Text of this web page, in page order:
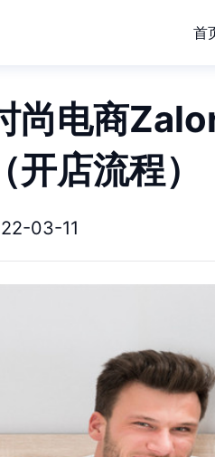
首
尚电商
店流程）
03-11